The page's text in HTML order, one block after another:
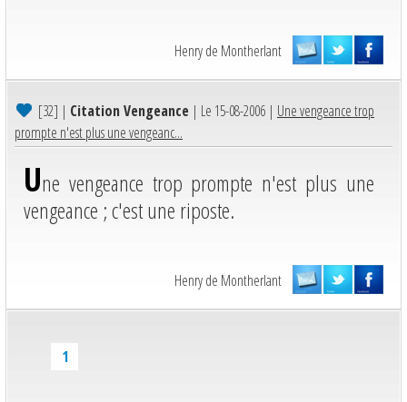
Henry de Montherlant
[32] | Citation Vengeance | Le 15-08-2006 | Une vengeance trop
prompte n'est plus une vengeanc...
Une vengeance trop prompte n'est plus une
vengeance ; c'est une riposte.
Henry de Montherlant
1